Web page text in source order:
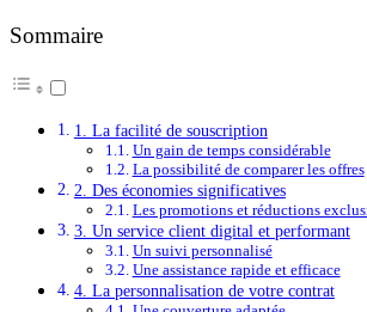
Sommaire
1. La facilité de souscription
Un gain de temps considérable
La possibilité de comparer les offres
2. Des économies significatives
Les promotions et réductions
3. Un service client digital et performant
Un suivi personnalisé
Une assistance rapide et efficace
4. La personnalisation de votre contrat